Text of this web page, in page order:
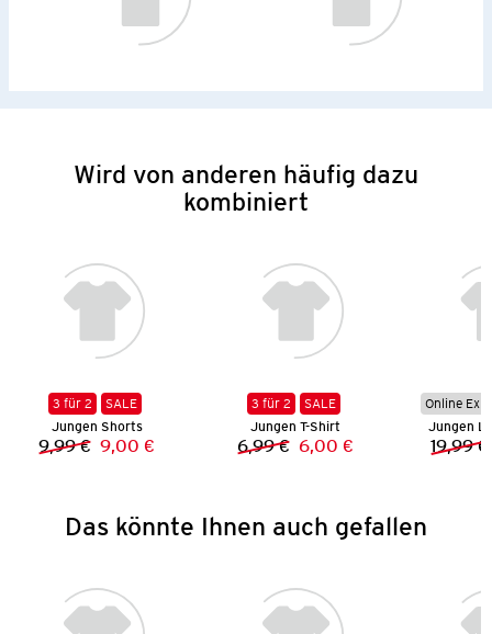
Wird von anderen häufig dazu
kombiniert
3 für 2
SALE
Jungen Shorts
Vorheriger Preis:
9,99 € Neuer Preis:
9,00 €
3 für 2
SALE
Jungen T-Shirt
Vorheriger Preis:
6,99 € Neuer Preis:
6,00 €
Online
Jungen
19,99 €
Das könnte Ihnen auch gefallen